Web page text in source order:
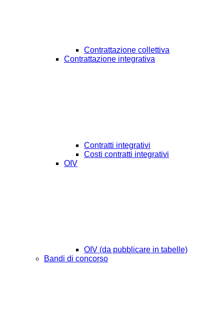
Contrattazione collettiva
Contrattazione integrativa
Contratti integrativi
Costi contratti integrativi
OIV
OIV (da pubblicare in tabelle)
Bandi di concorso